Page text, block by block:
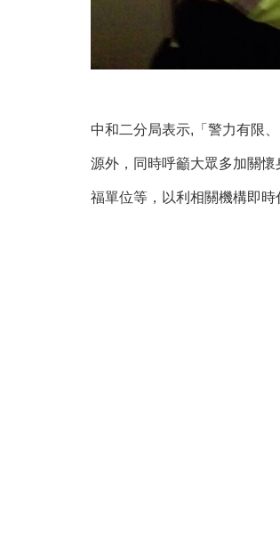
中和二分局表示,「警力有限
源外，同時呼籲大眾多加關
福單位等，以利相關機構即